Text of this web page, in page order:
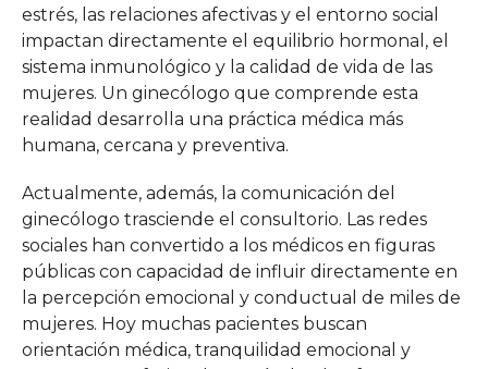
estrés, las relaciones afectivas y el entorno social
impactan directamente el equilibrio hormonal, el
sistema inmunológico y la calidad de vida de las
mujeres. Un ginecólogo que comprende esta
realidad desarrolla una práctica médica más
humana, cercana y preventiva.
Actualmente, además, la comunicación del
ginecólogo trasciende el consultorio. Las redes
sociales han convertido a los médicos en figuras
públicas con capacidad de influir directamente en
la percepción emocional y conductual de miles de
mujeres. Hoy muchas pacientes buscan
orientación médica, tranquilidad emocional y